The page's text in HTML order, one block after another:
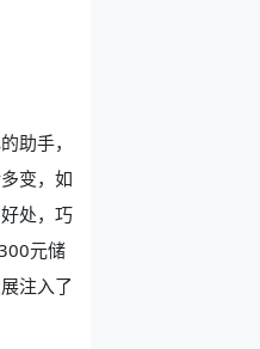
助手，
变，如
处，巧
元储
注入了